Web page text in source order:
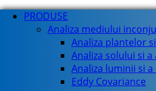
PRODUSE
Analiza mediului
Analiza plantelor
Analiza solului si a
Analiza luminii si
Eddy Covariance